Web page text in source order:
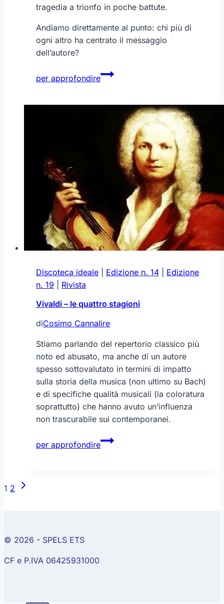
tragedia a trionfo in poche battute.
Andiamo direttamente al punto: chi più di
ogni altro ha centrato il messaggio
dell’autore?
per approfondire
Beethoven
–
Sinfonia
Discoteca ideale Edizione n. 14
Edizione
n. 19
Rivista
Vivaldi – le quattro stagioni
diCosimo Cannalire
Stiamo parlando del repertorio classico più
noto ed abusato, ma anche di un autore
spesso sottovalutato in termini di impatto
sulla storia della musica (non ultimo su Bach)
e di specifiche qualità musicali (la coloratura
soprattutto) che hanno avuto un’influenza
non trascurabile sui contemporanei.
per approfondire
Vivaldi
–
Navigazione
1 2
Pagina
© 2026 - SPELS ETS
CF e P.IVA 06425931000